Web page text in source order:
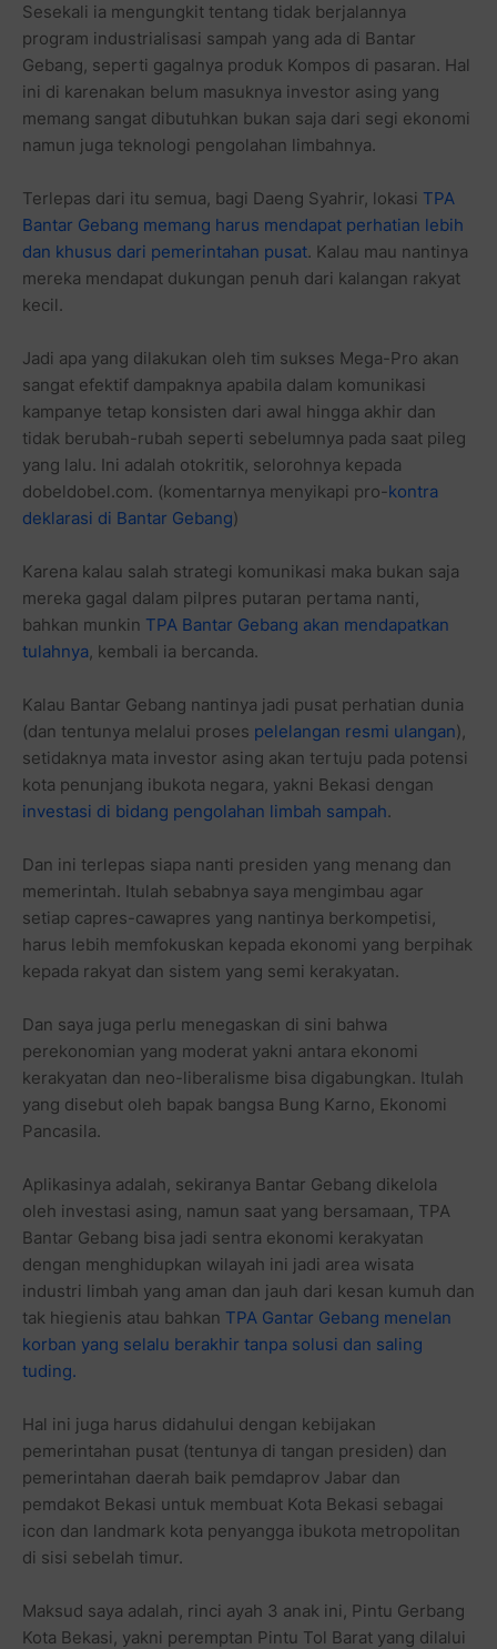
Sesekali ia mengungkit tentang tidak berjalannya
program industrialisasi sampah yang ada di Bantar
Gebang, seperti gagalnya produk Kompos di pasaran. Hal
ini di karenakan belum masuknya investor asing yang
memang sangat dibutuhkan bukan saja dari segi ekonomi
namun juga teknologi pengolahan limbahnya.
Terlepas dari itu semua, bagi Daeng Syahrir, lokasi TPA
Bantar Gebang memang harus mendapat perhatian lebih
dan khusus dari pemerintahan pusat. Kalau mau nantinya
mereka mendapat dukungan penuh dari kalangan rakyat
kecil.
Jadi apa yang dilakukan oleh tim sukses Mega-Pro akan
sangat efektif dampaknya apabila dalam komunikasi
kampanye tetap konsisten dari awal hingga akhir dan
tidak berubah-rubah seperti sebelumnya pada saat pileg
yang lalu. Ini adalah otokritik, selorohnya kepada
dobeldobel.com. (komentarnya menyikapi pro-kontra
deklarasi di Bantar Gebang)
Karena kalau salah strategi komunikasi maka bukan saja
mereka gagal dalam pilpres putaran pertama nanti,
bahkan munkin TPA Bantar Gebang akan mendapatkan
tulahnya, kembali ia bercanda.
Kalau Bantar Gebang nantinya jadi pusat perhatian dunia
(dan tentunya melalui proses pelelangan resmi ulangan),
setidaknya mata investor asing akan tertuju pada potensi
kota penunjang ibukota negara, yakni Bekasi dengan
investasi di bidang pengolahan limbah sampah.
Dan ini terlepas siapa nanti presiden yang menang dan
memerintah. Itulah sebabnya saya mengimbau agar
setiap capres-cawapres yang nantinya berkompetisi,
harus lebih memfokuskan kepada ekonomi yang berpihak
kepada rakyat dan sistem yang semi kerakyatan.
Dan saya juga perlu menegaskan di sini bahwa
perekonomian yang moderat yakni antara ekonomi
kerakyatan dan neo-liberalisme bisa digabungkan. Itulah
yang disebut oleh bapak bangsa Bung Karno, Ekonomi
Pancasila.
Aplikasinya adalah, sekiranya Bantar Gebang dikelola
oleh investasi asing, namun saat yang bersamaan, TPA
Bantar Gebang bisa jadi sentra ekonomi kerakyatan
dengan menghidupkan wilayah ini jadi area wisata
industri limbah yang aman dan jauh dari kesan kumuh dan
tak hiegienis atau bahkan TPA Gantar Gebang menelan
korban yang selalu berakhir tanpa solusi dan saling
tuding.
Hal ini juga harus didahului dengan kebijakan
pemerintahan pusat (tentunya di tangan presiden) dan
pemerintahan daerah baik pemdaprov Jabar dan
pemdakot Bekasi untuk membuat Kota Bekasi sebagai
icon dan landmark kota penyangga ibukota metropolitan
di sisi sebelah timur.
Maksud saya adalah, rinci ayah 3 anak ini, Pintu Gerbang
Kota Bekasi, yakni peremptan Pintu Tol Barat yang dilalui